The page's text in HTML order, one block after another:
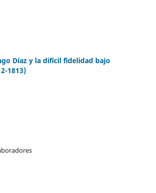
Díaz y la difícil fidelidad bajo
1813)